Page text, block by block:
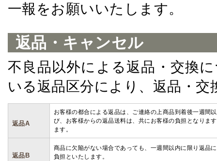
一報をお願いいたします。
返品・キャンセル
不良品以外による返品・交換
いる返品区分により、返品・
返品A
お客様の都合による返品は、ご連絡の上商品到着後一週間
び、お客様からの返品送料は、共にお客様の負担となりま
ます。
返品B
商品に欠陥がない場合であっても、一週間以内に限り返品
負担といたします。